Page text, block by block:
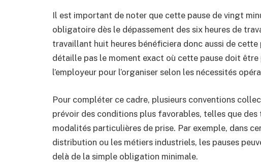
Il est important de noter que cette pause de vingt
obligatoire dès le dépassement des six heures de
travaillant huit heures bénéficiera donc aussi de cette
détaille pas le moment exact où cette pause doit être
l’employeur pour l’organiser selon les nécessités
Pour compléter ce cadre, plusieurs conventions
prévoir des conditions plus favorables, telles que
modalités particulières de prise. Par exemple, dans
distribution ou les métiers industriels, les pauses
delà de la simple obligation minimale.